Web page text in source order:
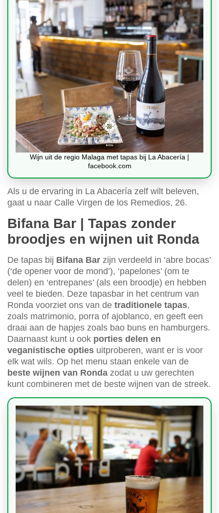
Wijn uit de regio Malaga met tapas bij La Abacería |
facebook.com
Als u de ervaring in La Abacería zelf wilt beleven,
gaat u naar Calle Virgen de los Remedios, 26.
Bifana Bar | Tapas zonder
broodjes en wijnen uit Ronda
De tapas bij Bifana Bar zijn verdeeld in ‘abre bocas’
(‘de opener voor de mond’), ‘papelones’ (om te
delen) en ‘entrepanes’ (als een broodje) en hebben
veel te bieden. Deze tapasbar in het centrum van
Ronda voorziet ons van de traditionele tapas,
zoals matrimonio, porra of ajoblanco, en geeft een
draai aan de hapjes zoals bao buns en hamburgers.
Daarnaast kunt u ook porties delen en
veganistische opties uitproberen, want er is voor
elk wat wils. Op het menu staan enkele van de
beste wijnen van Ronda zodat u uw gerechten
kunt combineren met de beste wijnen van de streek.